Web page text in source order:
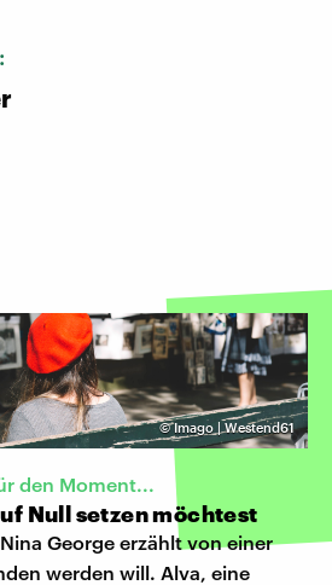
©Imago | Westend61
den Moment...
Null setzen möchtest
George erzählt von einer
werden will. Alva, eine